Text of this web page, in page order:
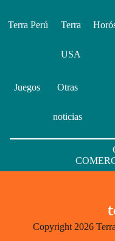
Terra Perú Terra
USA
Juegos Otras
noticias
Copyright 2026